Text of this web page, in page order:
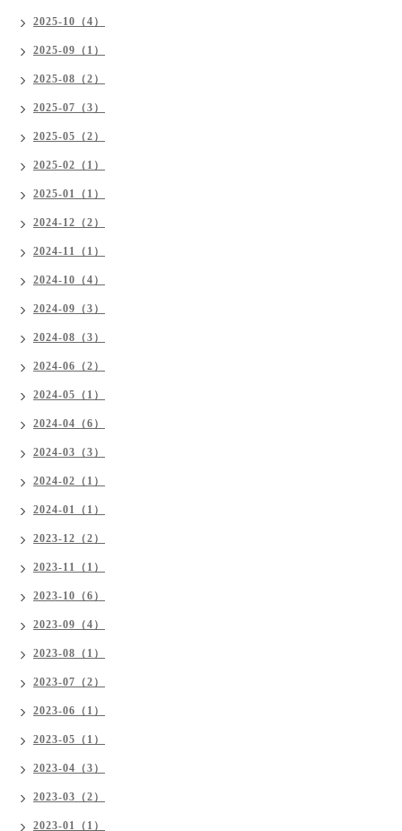
2025-10（4）
2025-09（1）
2025-08（2）
2025-07（3）
2025-05（2）
2025-02（1）
2025-01（1）
2024-12（2）
2024-11（1）
2024-10（4）
2024-09（3）
2024-08（3）
2024-06（2）
2024-05（1）
2024-04（6）
2024-03（3）
2024-02（1）
2024-01（1）
2023-12（2）
2023-11（1）
2023-10（6）
2023-09（4）
2023-08（1）
2023-07（2）
2023-06（1）
2023-05（1）
2023-04（3）
2023-03（2）
2023-01（1）